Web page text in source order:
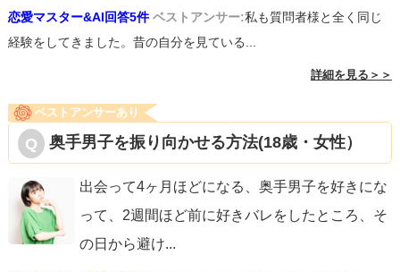
恋愛マスター&AI回答5件 ベストアンサー:私も質問者様と全く同じ
経験をしてきました。昔の自分を見ている...
詳細を見る＞＞
ベストアンサーあり
奥手男子を振り向かせる方法(18歳・女性）
出会って4ヶ月ほどになる、奥手男子を好きにな
って、2週間ほど前に好きバレをしたところ、そ
の日から避け...